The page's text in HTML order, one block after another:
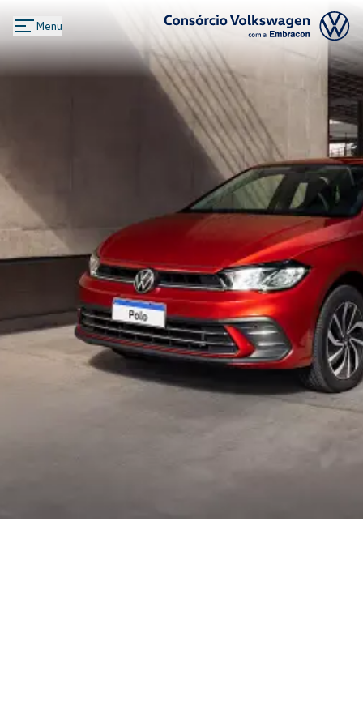
Menu
Logo Consórcio Volkswagen com